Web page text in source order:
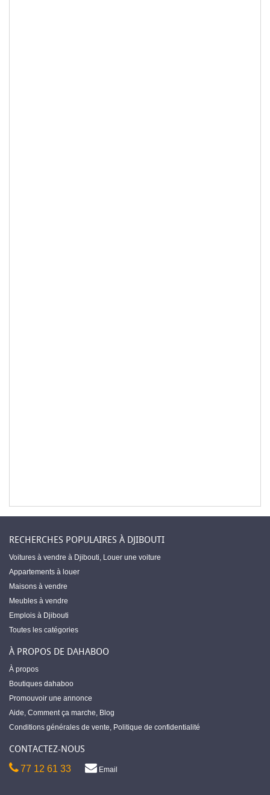
RECHERCHES POPULAIRES À DJIBOUTI
Voitures à vendre à Djibouti, Louer une voiture
Appartements à louer
Maisons à vendre
Meubles à vendre
Emplois à Djibouti
Toutes les catégories
À PROPOS DE DAHABOO
À propos
Boutiques dahaboo
Promouvoir une annonce
Aide, Comment ça marche, Blog
Conditions générales de vente, Politique de confidentialité
CONTACTEZ-NOUS
77 12 61 33 Email